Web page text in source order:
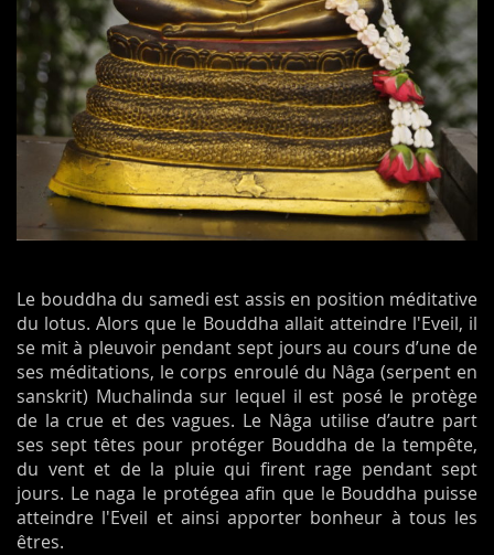
Le bouddha du samedi est assis en position méditative
du lotus. Alors que le Bouddha allait atteindre l'Eveil, il
se mit à pleuvoir pendant sept jours au cours d’une de
ses méditations, le corps enroulé du Nâga (serpent en
sanskrit) Muchalinda sur lequel il est posé le protège
de la crue et des vagues. Le Nâga utilise d’autre part
ses sept têtes pour protéger Bouddha de la tempête,
du vent et de la pluie qui firent rage pendant sept
jours. Le naga le protégea afin que le Bouddha puisse
atteindre l'Eveil et ainsi apporter bonheur à tous les
êtres.